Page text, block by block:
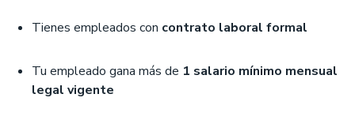
Tienes empleados con contrato laboral formal
Tu empleado gana más de 1 salario mínimo mensual
legal vigente